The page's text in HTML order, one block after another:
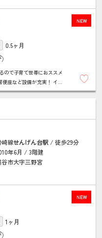
NEW
0.5ヶ月
2）
ので子育て世帯におススメ
座など設備が充実！ イン
も設置
崎線せんげん台駅 / 徒歩29分
年6月 / 3階建
市大字三野宮
NEW
1ヶ月
2）